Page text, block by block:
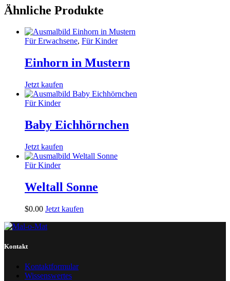
Ähnliche Produkte
Für Erwachsene, Für Kinder
Einhorn in Mustern
Jetzt kaufen
Für Kinder
Baby Eichhörnchen
Jetzt kaufen
Für Kinder
Weltall Sonne
$0.00 Jetzt kaufen
Kontakt
Kontaktformular
Wissenswertes